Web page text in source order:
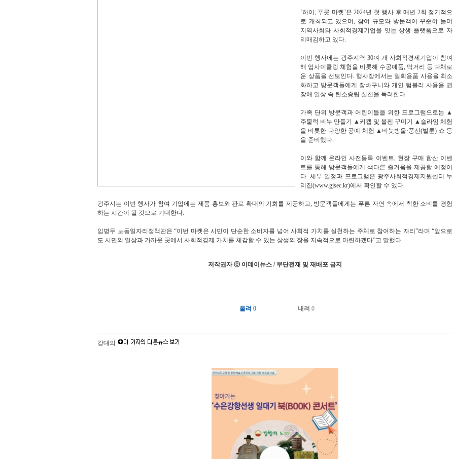
‘하이, 푸릇 마켓’은 2024년 첫 행사 후 매년 2회 정기적으
로 개최되고 있으며, 참여 규모와 방문객이 꾸준히 늘며
지역사회와 사회적경제기업을 잇는 상생 플랫폼으로 자
리매김하고 있다.
이번 행사에는 광주지역 30여 개 사회적경제기업이 참여
해 업사이클링 체험을 비롯해 수공예품, 먹거리 등 다채로
운 상품을 선보인다. 행사장에서는 일회용품 사용을 최소
화하고 방문객들에게 장바구니와 개인 텀블러 사용을 권
장해 일상 속 탄소중립 실천을 독려한다.
가족 단위 방문객과 어린이들을 위한 프로그램으로는 ▲
주물럭 비누 만들기 ▲키캡 및 볼펜 꾸미기 ▲슬라임 체험
을 비롯한 다양한 공예 체험 ▲비눗방울·풍선(벌룬) 쇼 등
을 준비했다.
이와 함께 온라인 사전등록 이벤트, 현장 구매 합산 이벤
트를 통해 방문객들에게 색다른 즐거움을 제공할 예정이
다. 세부 일정과 프로그램은 광주사회적경제지원센터 누
리집(www.gjsec.kr)에서 확인할 수 있다.
광주시는 이번 행사가 참여 기업에는 제품 홍보와 판로 확대의 기회를 제공하고, 방문객들에게는 푸른 자연 속에서 착한 소비를 경험
하는 시간이 될 것으로 기대한다.
임병두 노동일자리정책관은 “이번 마켓은 시민이 단순한 소비자를 넘어 사회적 가치를 실천하는 주체로 참여하는 자리”라며 “앞으로
도 시민의 일상과 가까운 곳에서 사회적경제 가치를 체감할 수 있는 상생의 장을 지속적으로 마련하겠다”고 말했다.
저작권자 ⓒ 이데이뉴스 / 무단전재 및 재배포 금지
올려 0 내려 0
강대의